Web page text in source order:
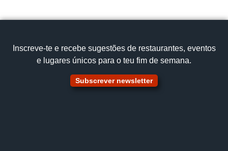
Inscreve‑te e recebe sugestões de restaurantes, eventos
e lugares únicos para o teu fim de semana.
Subscrever newsletter